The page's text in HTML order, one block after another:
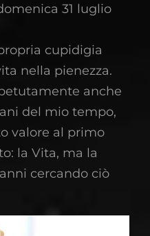
31 luglio
propria cupidigia
nella pienezza.
anche
del mio tempo,
valore al primo
la Vita, ma la
cercando ciò